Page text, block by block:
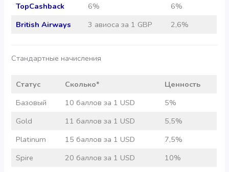
TopCashback
6%
6%
British Airways
3 авиоса за 1 GBP 2,6%
Стандартные начисления
Статус Сколько*
Ценность
Базовый
10 баллов за 1 USD
5%
Gold
11 баллов за 1 USD
5,5%
Platinum
15 баллов за 1 USD
7,5%
Spire
20 баллов за 1 USD 10%